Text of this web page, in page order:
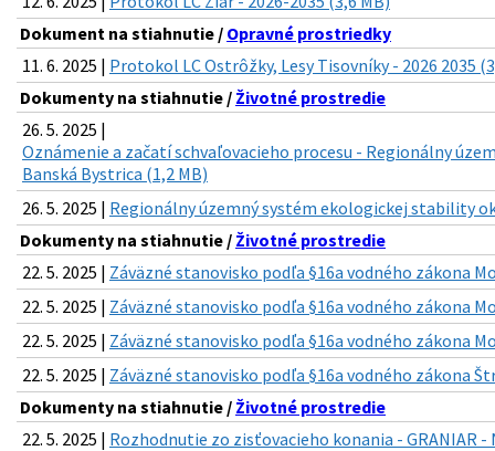
Dokument na stiahnutie / Opravné prostriedky
11. 6. 2025 | Protokol LC Ostrôžky, Lesy Tisovníky - 2026 2035
Dokumenty na stiahnutie / Životné prostredie
26. 5. 2025 |
Oznámenie a začatí schvaľovacieho procesu - Regionálny
Banská Bystrica (1,2 MB)
26. 5. 2025 | Regionálny územný systém ekologickej stability
Dokumenty na stiahnutie / Životné prostredie
22. 5. 2025 | Záväzné stanovisko podľa §16a vodného zákona
22. 5. 2025 | Záväzné stanovisko podľa §16a vodného zákona
22. 5. 2025 | Záväzné stanovisko podľa §16a vodného zákona
22. 5. 2025 | Záväzné stanovisko podľa §16a vodného zákona
Dokumenty na stiahnutie / Životné prostredie
22. 5. 2025 | Rozhodnutie zo zisťovacieho konania - GRANIAR -